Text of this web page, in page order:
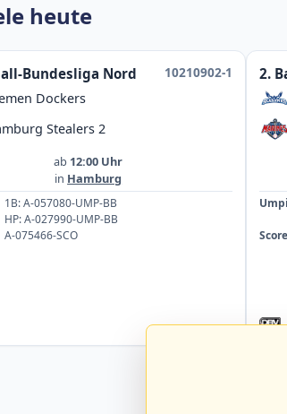
heute
Bundesliga Nord
10210902-1
Dockers
Stealers 2
ab 12:00 Uhr
in Hamburg
1B: A-057080-UMP-BB
HP: A-027990-UMP-BB
A-075466-SCO
2.